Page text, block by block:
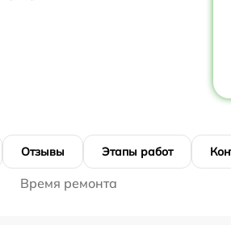
Отзывы Этапы работ
Время ремонта